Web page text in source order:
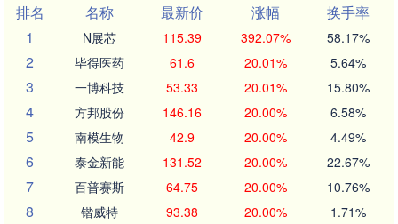
排名
名称 最新价 涨幅
换手率
1
N展芯 115.39 392.07% 58.17%
2 毕得医药 61.6 20.01% 5.64%
3 一博科技 53.33 20.01% 15.80%
4 方邦股份 146.16 20.00% 6.58%
5 南模生物 42.9 20.00% 4.49%
6 泰金新能 131.52 20.00% 22.67%
7 百普赛斯 64.75 20.00% 10.76%
8 锴威特 93.38 20.00% 1.71%